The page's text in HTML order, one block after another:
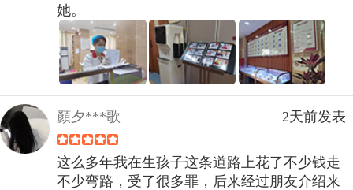
她。
顏夕***歌 2天前发表
这么多年我在生孩子这条道路上花了不少钱走
不少弯路，受了很多罪，后来经过朋友介绍来